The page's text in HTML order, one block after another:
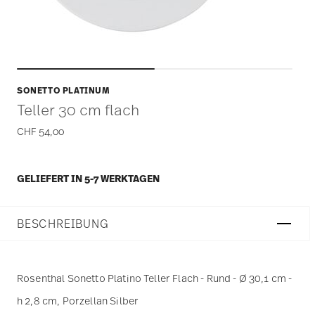
SONETTO PLATINUM
Teller 30 cm flach
CHF 54,00
GELIEFERT IN 5-7 WERKTAGEN
BESCHREIBUNG
Rosenthal Sonetto Platino Teller Flach - Rund - Ø 30,1 cm -
h 2,8 cm, Porzellan Silber